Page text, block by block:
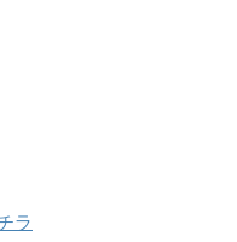
ラ